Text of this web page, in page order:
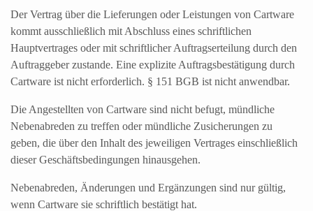
Der Vertrag über die Lieferungen oder Leistungen von Cartware
kommt ausschließlich mit Abschluss eines schriftlichen
Hauptvertrages oder mit schriftlicher Auftragserteilung durch den
Auftraggeber zustande. Eine explizite Auftragsbestätigung durch
Cartware ist nicht erforderlich. § 151 BGB ist nicht anwendbar.
Die Angestellten von Cartware sind nicht befugt, mündliche
Nebenabreden zu treffen oder mündliche Zusicherungen zu
geben, die über den Inhalt des jeweiligen Vertrages einschließlich
dieser Geschäftsbedingungen hinausgehen.
Nebenabreden, Änderungen und Ergänzungen sind nur gültig,
wenn Cartware sie schriftlich bestätigt hat.